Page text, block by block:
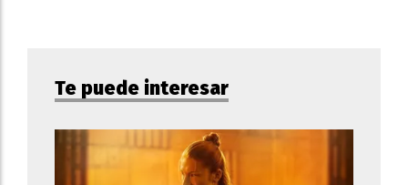
Te puede interesar